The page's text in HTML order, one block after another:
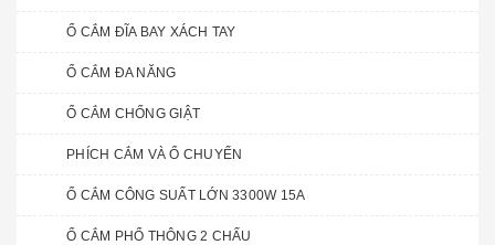
Ổ CẮM ĐĨA BAY XÁCH TAY
Ổ CẮM ĐA NĂNG
Ổ CẮM CHỐNG GIẬT
PHÍCH CẮM VÀ Ổ CHUYỂN
Ổ CẮM CÔNG SUẤT LỚN 3300W 15A
Ổ CẮM PHỔ THÔNG 2 CHẤU